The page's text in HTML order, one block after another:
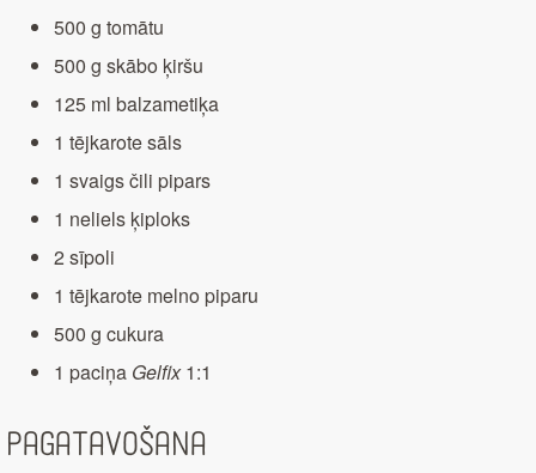
500 g tomātu
500 g skābo ķiršu
125 ml balzametiķa
1 tējkarote sāls
1 svaigs čili pipars
1 neliels ķiploks
2 sīpoli
1 tējkarote melno piparu
500 g cukura
1 paciņa Gelfix1:1
Pagatavošana